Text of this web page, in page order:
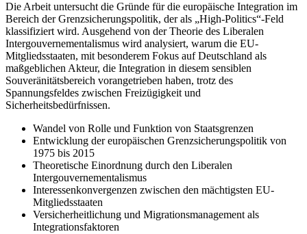
Die Arbeit untersucht die Gründe für die europäische Integration im
Bereich der Grenzsicherungspolitik, der als „High-Politics“-Feld
klassifiziert wird. Ausgehend von der Theorie des Liberalen
Intergouvernementalismus wird analysiert, warum die EU-
Mitgliedsstaaten, mit besonderem Fokus auf Deutschland als
maßgeblichen Akteur, die Integration in diesem sensiblen
Souveränitätsbereich vorangetrieben haben, trotz des
Spannungsfeldes zwischen Freizügigkeit und
Sicherheitsbedürfnissen.
Wandel von Rolle und Funktion von Staatsgrenzen
Entwicklung der europäischen Grenzsicherungspolitik von
1975 bis 2015
Theoretische Einordnung durch den Liberalen
Intergouvernementalismus
Interessenkonvergenzen zwischen den mächtigsten EU-
Mitgliedsstaaten
Versicherheitlichung und Migrationsmanagement als
Integrationsfaktoren